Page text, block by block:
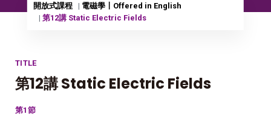
開放式課程
電磁學〡Offered in English
第12講 Static Electric Fields
TITLE
第12講 Static Electric Fields
第1節